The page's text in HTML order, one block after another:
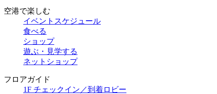
空港で楽しむ
イベントスケジュール
食べる
ショップ
遊ぶ・見学する
ネットショップ
フロアガイド
1F チェックイン／到着ロビー